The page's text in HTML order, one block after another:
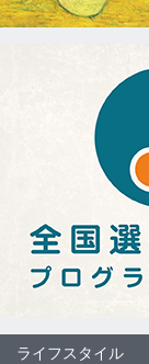
ライフスタイル